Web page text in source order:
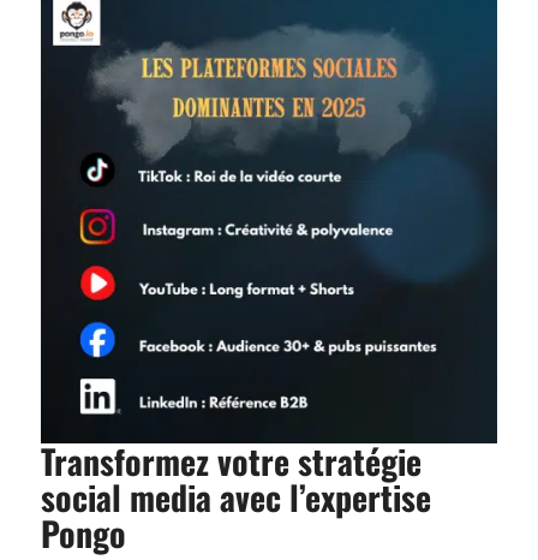
Transformez votre stratégie
social media avec l’expertise
Pongo